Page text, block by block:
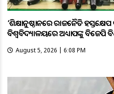
‘ଶିକ୍ଷାନୁଷ୍ଠାନରେ ରାଜନୈତିକ ହସ୍ତକ୍ଷେପ
ବିଶ୍ୱବିଦ୍ୟାଳୟରେ ଅଧ୍ୟାପକଙ୍କୁ ବିଜେପି
August 5, 2026 | 6:08 PM